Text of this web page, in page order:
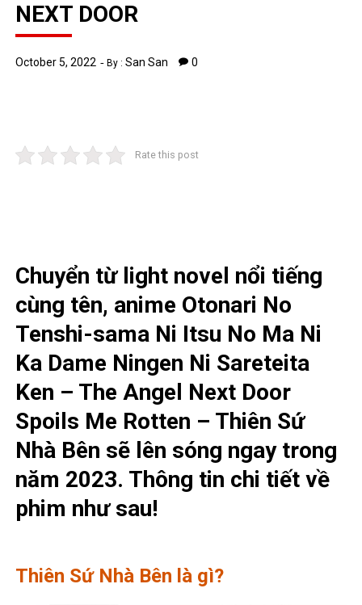
NEXT DOOR
October 5, 2022 By :San San 0
Rate this post
Chuyển từ light novel nổi tiếng
cùng tên, anime Otonari No
Tenshi-sama Ni Itsu No Ma Ni
Ka Dame Ningen Ni Sareteita
Ken – The Angel Next Door
Spoils Me Rotten – Thiên Sứ
Nhà Bên sẽ lên sóng ngay trong
năm 2023. Thông tin chi tiết về
phim như sau!
Thiên Sứ Nhà Bên là gì?